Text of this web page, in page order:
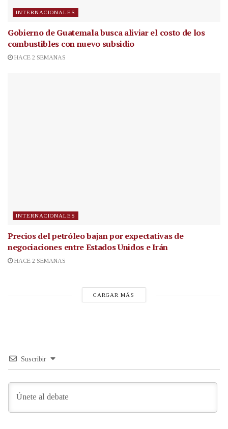
INTERNACIONALES
Gobierno de Guatemala busca aliviar el costo de los
combustibles con nuevo subsidio
HACE 2 SEMANAS
INTERNACIONALES
Precios del petróleo bajan por expectativas de
negociaciones entre Estados Unidos e Irán
HACE 2 SEMANAS
CARGAR MÁS
Suscribir